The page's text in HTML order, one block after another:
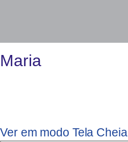
Maria
Ver em modo Tela Cheia